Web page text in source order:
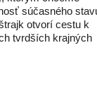
súčasného
otvorí cestu k
tvrdších krajných